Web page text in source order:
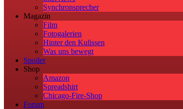
Synchronsprecher
Magazin
Film
Fotogalerien
Hinter den Kulissen
Was uns bewegt
Spoiler
Shop
Amazon
Spreadshirt
Chicago-Fire-Shop
Forum